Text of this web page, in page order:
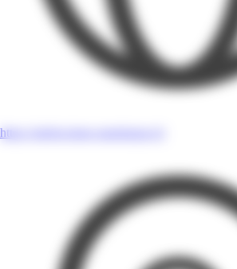
https://mrbricolage-martinique.fr/